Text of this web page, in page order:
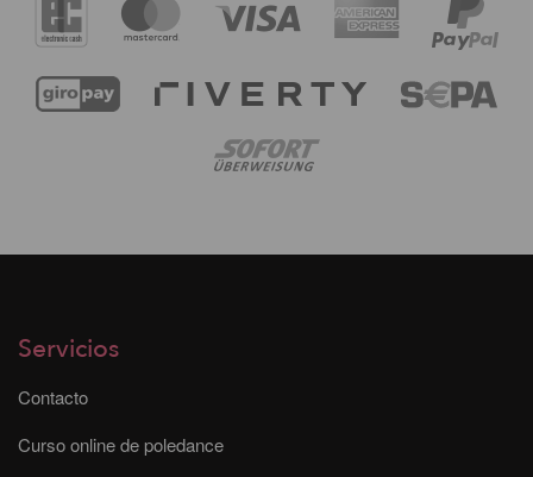
Servicios
Contacto
Curso online de poledance